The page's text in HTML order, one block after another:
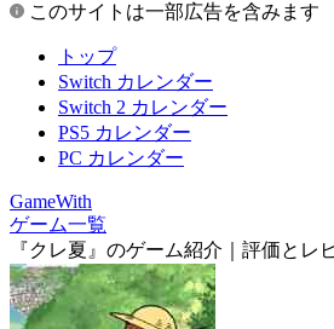
このサイトは一部広告を含みます
トップ
Switch カレンダー
Switch 2 カレンダー
PS5 カレンダー
PC カレンダー
GameWith
ゲーム一覧
『クレ夏』のゲーム紹介｜評価とレ